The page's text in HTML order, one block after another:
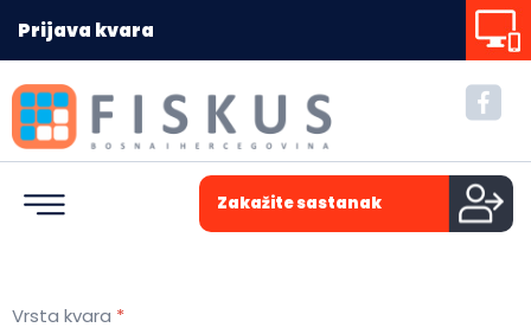
Prijava kvara
Zakažite sastanak
Vrsta kvara *